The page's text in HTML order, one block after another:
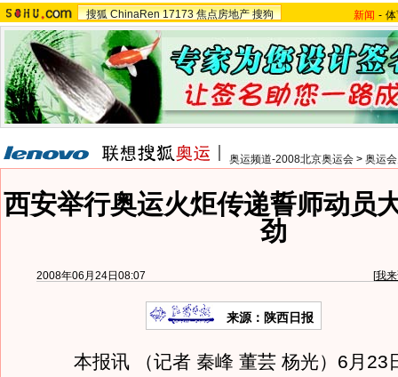
搜狐 ChinaRen 17173 焦点房地产 搜狗 新闻 -
奥运频道-2008北京奥运会 > 奥运
西安举行奥运火炬传递誓师动员
劲
2008年06月24日08:07 [我
来源：陕西日报
本报讯 （记者 秦峰 董芸 杨光）6月23